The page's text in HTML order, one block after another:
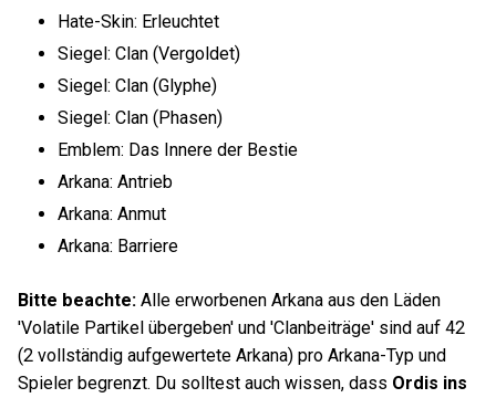
Hate-Skin: Erleuchtet
Siegel: Clan (Vergoldet)
Siegel: Clan (Glyphe)
Siegel: Clan (Phasen)
Emblem: Das Innere der Bestie
Arkana: Antrieb
Arkana: Anmut
Arkana: Barriere
Bitte beachte: Alle erworbenen Arkana aus den Läden
'Volatile Partikel übergeben' und 'Clanbeiträge' sind auf 42
(2 vollständig aufgewertete Arkana) pro Arkana-Typ und
Spieler begrenzt. Du solltest auch wissen, dass Ordis ins